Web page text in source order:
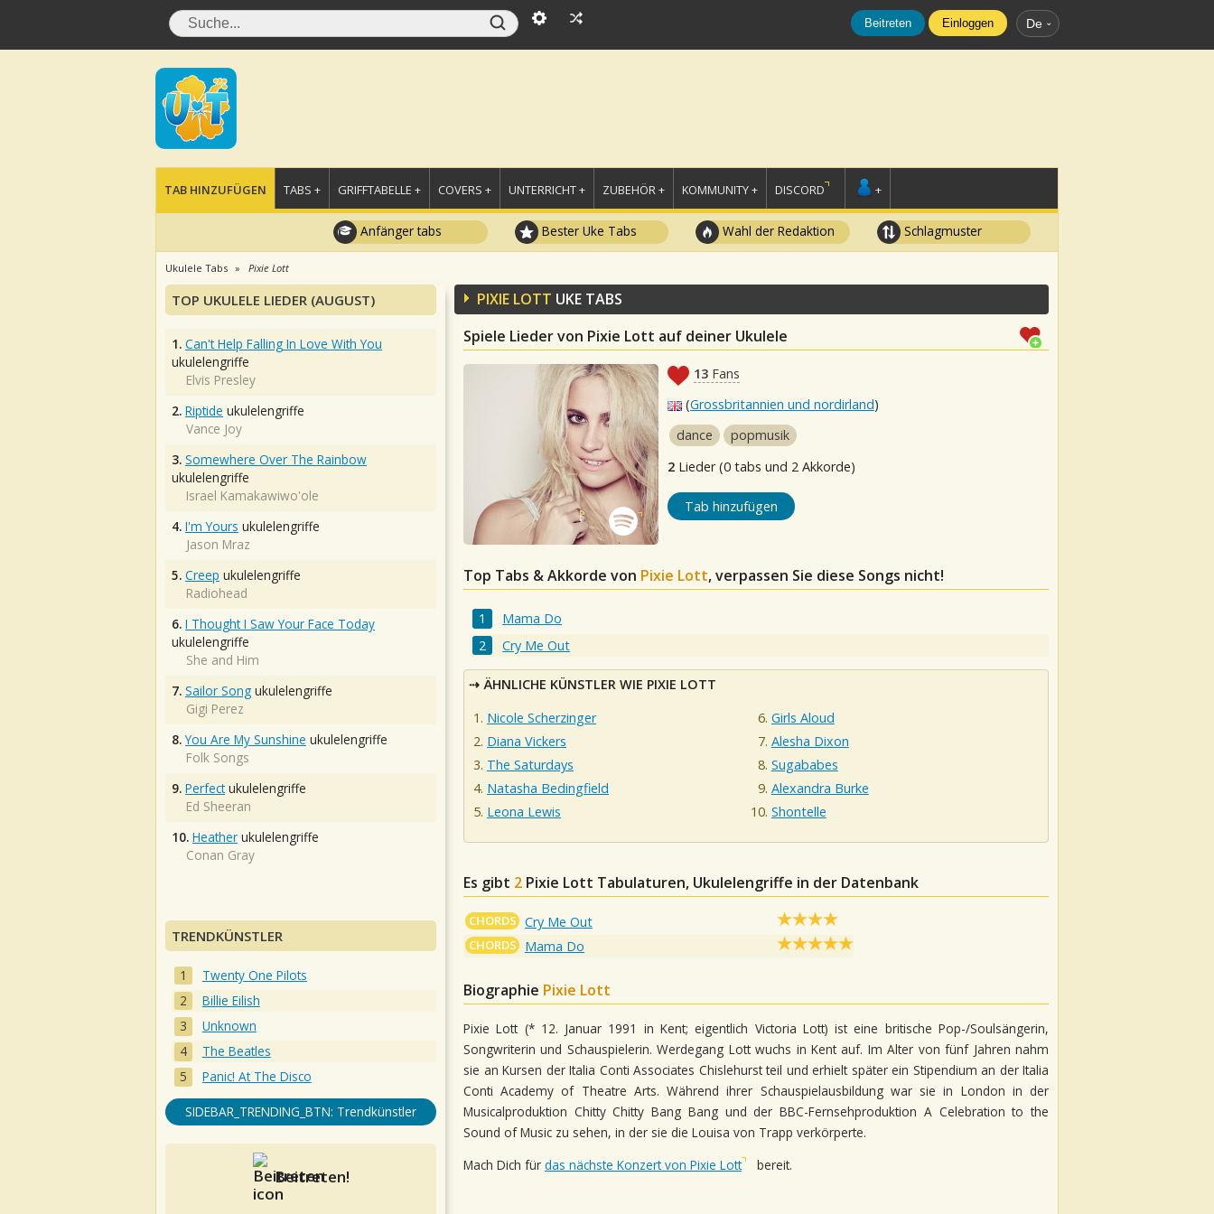
Beitreten Einloggen De
TAB HINZUFÜGEN TABS + GRIFFTABELLE + COVERS + UNTERRICHT + ZUBEHÖR + KOMMUNITY + DISCORD +
Anfänger tabs Bester Uke Tabs Wahl der Redaktion Schlagmuster
Ukulele Tabs Pixie Lott
PIXIE LOTT UKE TABS
Spiele Lieder von Pixie Lott auf deiner Ukulele
13 Fans
(Grossbritannien und nordirland)
dance
popmusik
2 Lieder (0 tabs und 2 Akkorde)
Tab hinzufügen
Top Tabs & Akkorde von Pixie Lott, verpassen Sie diese Songs nicht!
Mama Do
Cry Me Out
ÄHNLICHE KÜNSTLER WIE PIXIE LOTT
Nicole Scherzinger
Diana Vickers
The Saturdays
Natasha Bedingfield
Leona Lewis
Girls Aloud
Alesha Dixon
Sugababes
Alexandra Burke
Shontelle
Es gibt 2 Pixie Lott Tabulaturen, Ukulelengriffe in der Datenbank
CHORDS Cry Me Out
CHORDS Mama Do
Biographie Pixie Lott
Pixie Lott (* 12. Januar 1991 in Kent; eigentlich Victoria Lott) ist eine britische Pop-/Soulsängerin,
Songwriterin und Schauspielerin. Werdegang Lott wuchs in Kent auf. Im Alter von fünf Jahren nahm
sie an Kursen der Italia Conti Associates Chislehurst teil und erhielt später ein Stipendium an der Italia
Conti Academy of Theatre Arts. Während ihrer Schauspielausbildung war sie in London in der
Musicalproduktion Chitty Chitty Bang Bang und der BBC-Fernsehproduktion A Celebration to the
Sound of Music zu sehen, in der sie die Louisa von Trapp verkörperte.
Mach Dich für das nächste Konzert von Pixie Lott bereit.
TOP UKULELE LIEDER (AUGUST)
1. Can't Help Falling In Love With You
ukulelengriffe
Elvis Presley
2. Riptide ukulelengriffe
Vance Joy
3. Somewhere Over The Rainbow
ukulelengriffe
Israel Kamakawiwo'ole
4. I'm Yours ukulelengriffe
Jason Mraz
5. Creep ukulelengriffe
Radiohead
6. I Thought I Saw Your Face Today
ukulelengriffe
She and Him
7. Sailor Song ukulelengriffe
Gigi Perez
8. You Are My Sunshine ukulelengriffe
Folk Songs
9. Perfectukulelengriffe
Ed Sheeran
10. Heather ukulelengriffe
Conan Gray
TRENDKÜNSTLER
Twenty One Pilots
Billie Eilish
Unknown
The Beatles
Panic! At The Disco
SIDEBAR_TRENDING_BTN: Trendkünstler
Beitreten!